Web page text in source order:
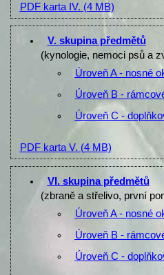
PDF karta IV. (4 MB)
V. skupina předmětů
(kynologie, nemoci psů a
Úroveň A - nosné
Úroveň B -
Úroveň C -
PDF karta V. (4 MB)
VI. skupina předmětů
(zbraně a střelivo, první
Úroveň A - nosné
Úroveň B -
Úroveň C -